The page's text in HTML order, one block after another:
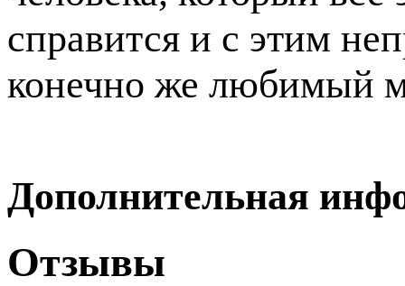
справится и с этим
конечно же любимый
Дополнительная
Отзывы